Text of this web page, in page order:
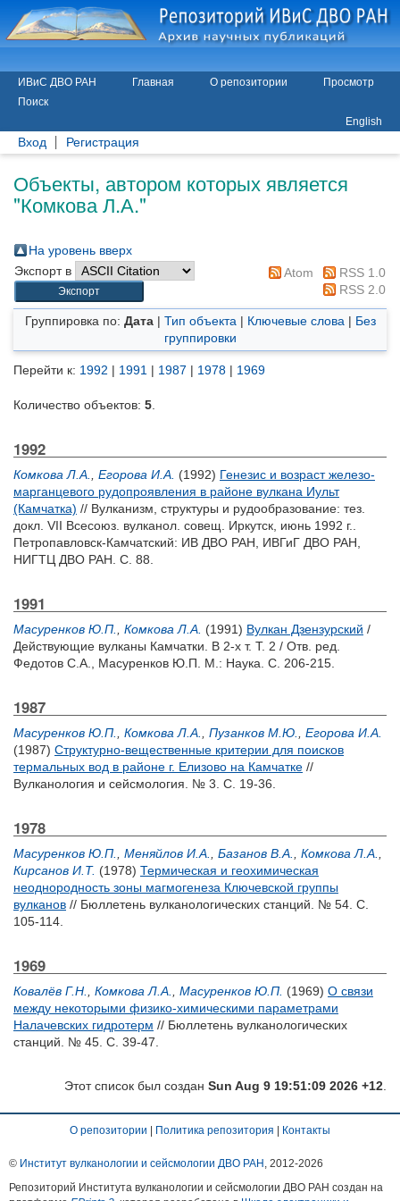
ИВиС ДВО РАН Главная О репозитории
Просмотр
Поиск
English
Вход Регистрация
Объекты, автором которых является
"Комкова Л.А."
На уровень вверх
Экспорт в
Atom
RSS 1.0
RSS 2.0
Группировка по: Дата| Тип объекта | Ключевые слова | Без
группировки
Перейти к: 1992 | 1991 | 1987 | 1978 | 1969
Количество объектов: 5
1992
Комкова Л.А. Егорова И.А. (1992) Генезис и возраст железо-
марганцевого рудопроявления в районе вулкана Иульт
(Камчатка) // Вулканизм, структуры и рудообразование: тез.
докл. VII Всесоюз. вулканол. совещ. Иркутск, июнь 1992 г..
Петропавловск-Камчатский: ИВ ДВО РАН, ИВГиГ ДВО РАН,
НИГТЦ ДВО РАН. С. 88.
1991
Масуренков Ю.П. Комкова Л.А. (1991) Вулкан Дзензурский /
Действующие вулканы Камчатки. В 2-х т. Т. 2 / Отв. ред.
Федотов С.А.
Масуренков Ю.П. М.: Наука. С. 206-215.
1987
Масуренков Ю.П. Комкова Л.А. Пузанков М.Ю.
Егорова И.А.
(1987) Структурно-вещественные критерии для поисков
термальных вод в районе г. Елизово на Камчатке //
Вулканология и сейсмология. № 3. С. 19-36.
1978
Масуренков Ю.П. Меняйлов И.А. Базанов В.А. Комкова Л.А.
Кирсанов И.Т. (1978) Термическая и геохимическая
неоднородность зоны магмогенеза Ключевской группы
вулканов // Бюллетень вулканологических станций. № 54. С.
105-114.
1969
Ковалёв Г.Н. Комкова Л.А. Масуренков Ю.П. (1969) О связи
между некоторыми физико-химическими параметрами
Налачевских гидротерм // Бюллетень вулканологических
станций. № 45. С. 39-47.
Этот список был создан Sun Aug 9 19:51:09 2026 +12
О репозитории Политика репозитория Контакты
© Институт вулканологии и сейсмологии ДВО РАН , 2012-2026
Репозиторий Института вулканологии и сейсмологии ДВО РАН создан на